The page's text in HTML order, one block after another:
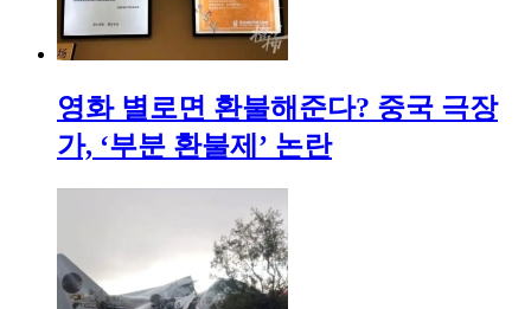
영화 별로면 환불해준다? 중국 극장
가, ‘부분 환불제’ 논란